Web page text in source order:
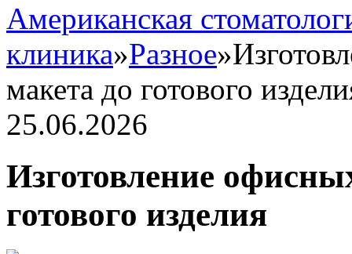
Американская
клиника»Разное»
макета до готового
25.06.2026
Изготовление
готового изделия